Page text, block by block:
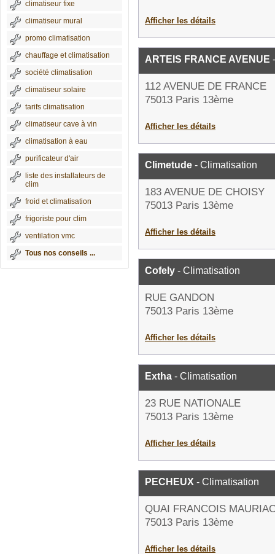
climatiseur fixe
climatiseur mural
promo climatisation
chauffage et climatisation
société climatisation
climatiseur solaire
tarifs climatisation
climatiseur cave à vin
climatisation à eau
purificateur d'air
liste des installateurs de
clim
froid et climatisation
frigoriste pour clim
ventilation vmc
Tous nos conseils ...
Afficher les détails
ARTEIS FRANCE AVENUE
112 AVENUE DE FRANCE
75013 Paris 13ème
Afficher les détails
Climetude - Climatisation
183 AVENUE DE CHOISY
75013 Paris 13ème
Afficher les détails
Cofely - Climatisation
RUE GANDON
75013 Paris 13ème
Afficher les détails
Extha - Climatisation
23 RUE NATIONALE
75013 Paris 13ème
Afficher les détails
PECHEUX - Climatisation
QUAI FRANCOIS
75013 Paris 13ème
Afficher les détails